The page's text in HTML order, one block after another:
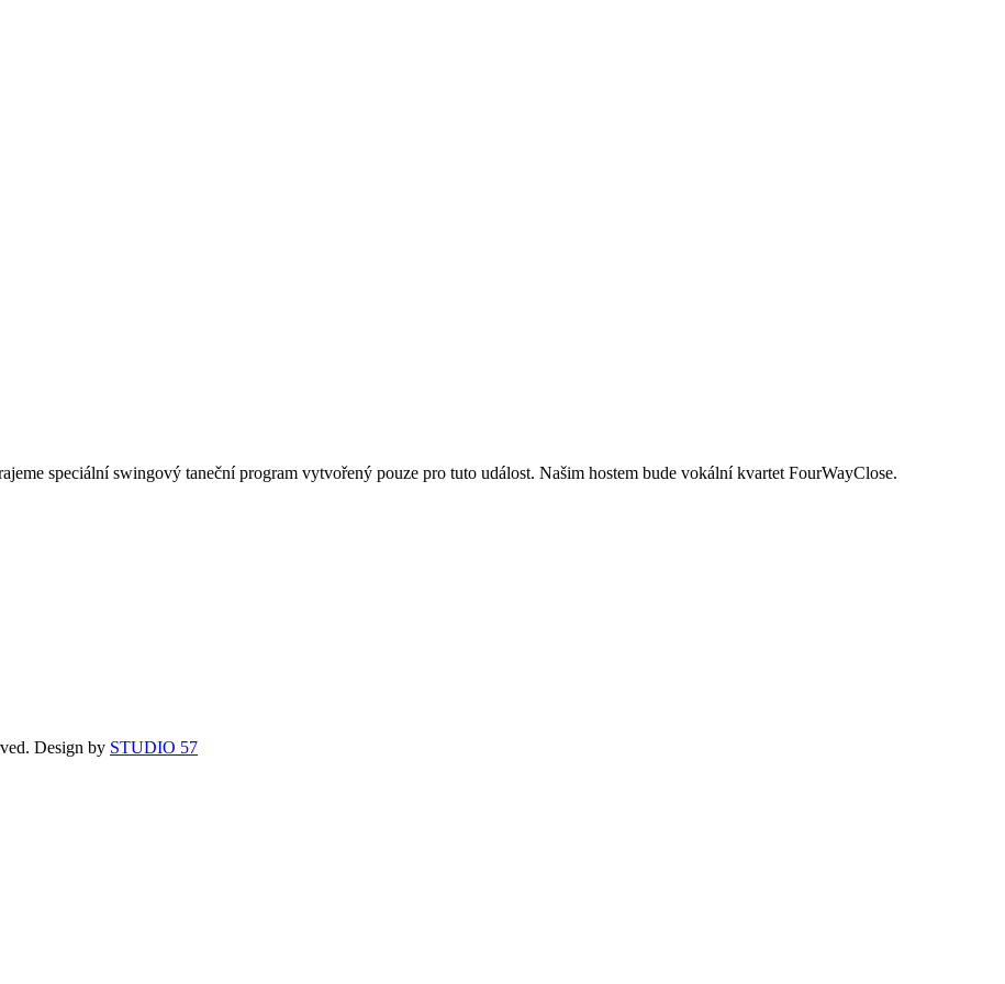
speciální swingový taneční program vytvořený pouze pro tuto událost. Našim hostem bude vokální kvartet FourWayClose.
Design by STUDIO 57